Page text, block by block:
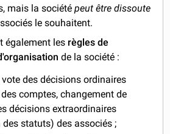
mais la sociétépeut être dissoute
le souhaitent.
également les règles de
de la société :
vote des décisions ordinaires
comptes, changement de
décisions extraordinaires
statuts) des associés ;